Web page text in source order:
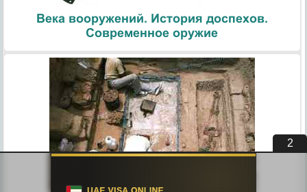
Века вооружений. История доспехов.
Современное оружие
1